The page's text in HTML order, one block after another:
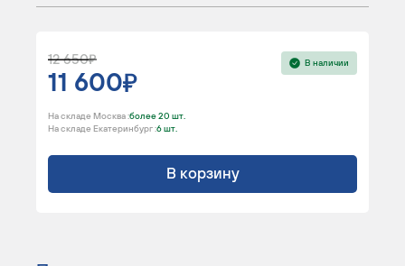
12 650
11 600
В наличии
На складе Москва :более 20 шт.
На складе Екатеринбург :6 шт.
В корзину